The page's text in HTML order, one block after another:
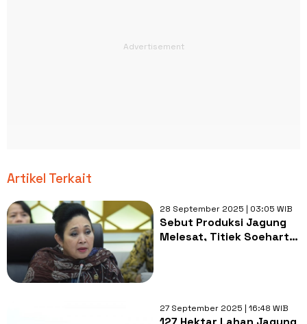
Artikel Terkait
28 September 2025 | 03:05 WIB
Sebut Produksi Jagung
Melesat, Titiek Soeharto
27 September 2025 | 16:48 WIB